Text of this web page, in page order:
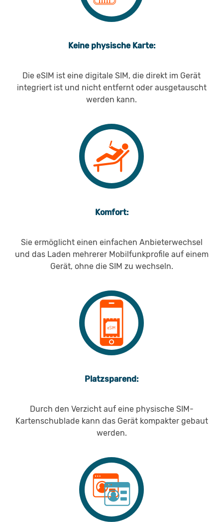
Keine physische Karte:
Die eSIM ist eine digitale SIM, die direkt im Gerät
integriert ist und nicht entfernt oder ausgetauscht
werden kann.
Komfort:
Sie ermöglicht einen einfachen Anbieterwechsel
und das Laden mehrerer Mobilfunkprofile auf einem
Gerät, ohne die SIM zu wechseln.
Platzsparend:
Durch den Verzicht auf eine physische SIM-
Kartenschublade kann das Gerät kompakter gebaut
werden.